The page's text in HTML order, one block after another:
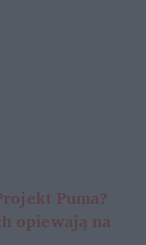
Puma?
opiewają na